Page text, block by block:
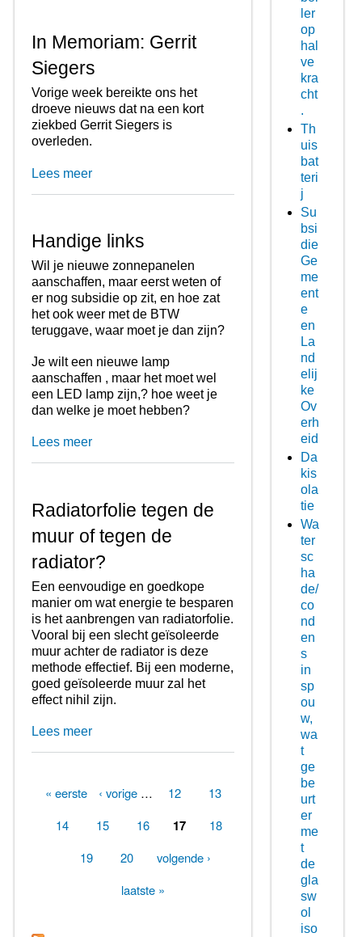
In Memoriam: Gerrit
Siegers
Vorige week bereikte ons het
droeve nieuws dat na een kort
ziekbed Gerrit Siegers is
overleden.
Lees meer
Handige links
Wil je nieuwe zonnepanelen
aanschaffen, maar eerst weten of
er nog subsidie op zit, en hoe zat
het ook weer met de BTW
teruggave, waar moet je dan zijn?
Je wilt een nieuwe lamp
aanschaffen , maar het moet wel
een LED lamp zijn,? hoe weet je
dan welke je moet hebben?
Lees meer
Radiatorfolie tegen de
muur of tegen de
radiator?
Een eenvoudige en goedkope
manier om wat energie te besparen
is het aanbrengen van radiatorfolie.
Vooral bij een slecht geïsoleerde
muur achter de radiator is deze
methode effectief. Bij een moderne,
goed geïsoleerde muur zal het
effect nihil zijn.
Lees meer
« eerste ‹ vorige … 12
13
14
15 16 17
18
19
20
volgende ›
laatste »
ler
op
hal
ve
kra
cht
.
Th
uis
bat
teri
j
Su
bsi
die
Ge
me
ent
e
en
La
nd
elij
ke
Ov
erh
eid
Da
kis
ola
tie
Wa
ter
sc
ha
de/
co
nd
en
s
in
sp
ou
w,
wa
t
ge
be
urt
er
me
t
de
gla
sw
ol
iso